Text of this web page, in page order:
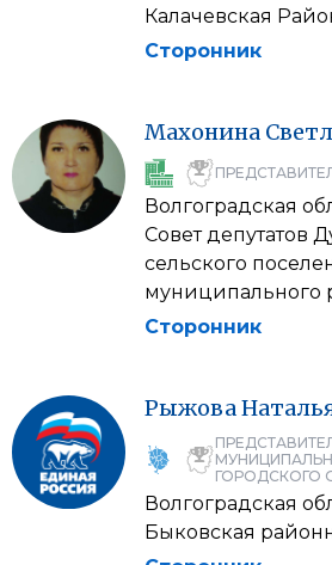
Калачевская
Сторонник
Махонина
Волгоградская
Совет депутатов
сельского
муниципального
Сторонник
Рыжова
ГОРОДСКОГО
Волгоградская
Быковская